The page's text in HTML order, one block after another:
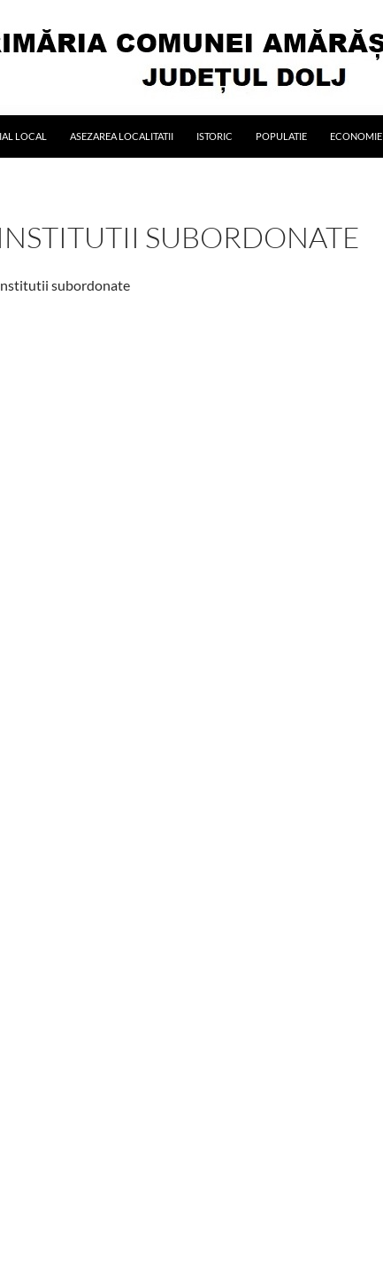
LOCAL ASEZAREA LOCALITATII ISTORIC POPULATIE ECONOMIE
INSTITUTII SUBORDONATE
subordonate